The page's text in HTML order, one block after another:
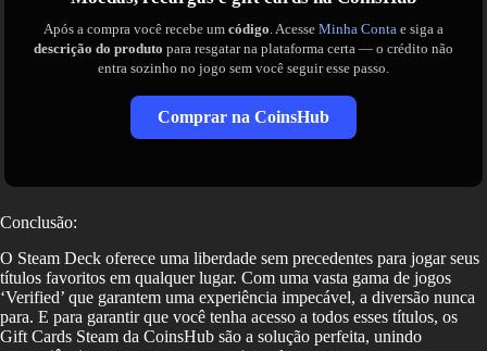
Após a compra você recebe um código. Acesse Minha Conta e siga a
descrição do produto para resgatar na plataforma certa — o crédito não
entra sozinho no jogo sem você seguir esse passo.
Comprar na CoinsHub
Conclusão:
O Steam Deck oferece uma liberdade sem precedentes para jogar seus
títulos favoritos em qualquer lugar. Com uma vasta gama de jogos
‘Verified’ que garantem uma experiência impecável, a diversão nunca
para. E para garantir que você tenha acesso a todos esses títulos, os
Gift Cards Steam da CoinsHub são a solução perfeita, unindo